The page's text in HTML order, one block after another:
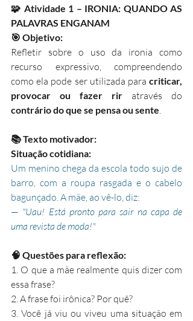
🧩 Atividade 1 – IRONIA: QUANDO AS
PALAVRAS ENGANAM
🎯 Objetivo:
Refletir sobre o uso da ironia como
recurso expressivo, compreendendo
como ela pode ser utilizada para criticar,
provocar ou fazer rir
contrário do que se pensa ou sente.
📚 Texto motivador:
Situação cotidiana:
Um menino chega da escola todo sujo de
barro, com a roupa rasgada e o cabelo
bagunçado. A mãe, ao vê-lo, diz:
— "Uau! Está pronto para sair na capa de
uma revista de moda!"
🧠 Questões para reflexão:
1. O que a mãe realmente quis dizer com
essa frase?
2. A frase foi irônica? Por quê?
3. Você já viu ou viveu uma situação em